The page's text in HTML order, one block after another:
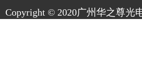
Copyright © 2020广州华之尊